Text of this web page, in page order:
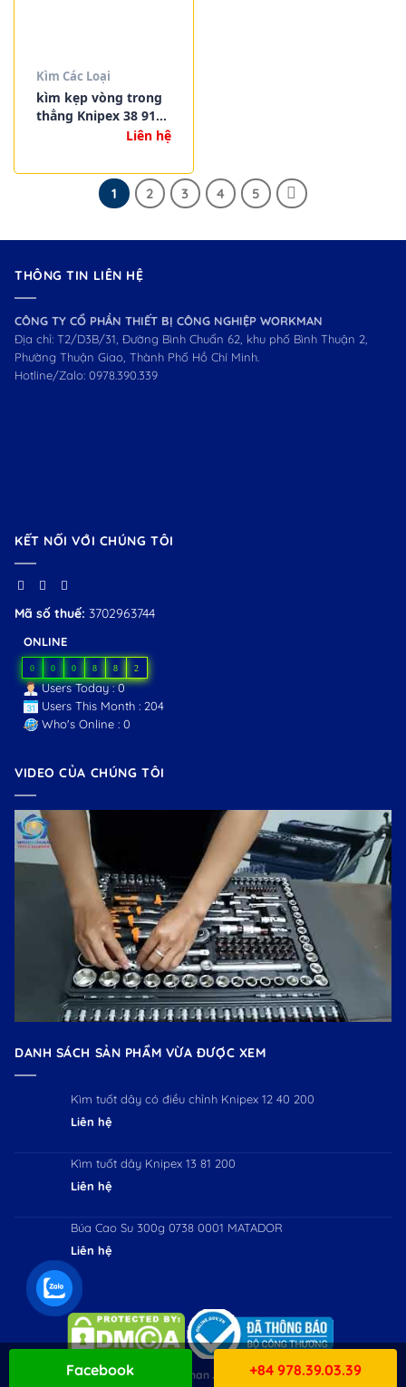
Kìm Các Loại
kìm kẹp vòng trong
thẳng Knipex 38 91
Liên hệ
1 2 3 4 5
THÔNG TIN LIÊN HỆ
CÔNG TY CỔ PHẦN THIẾT BỊ CÔNG NGHIỆP WORKMAN
Địa chỉ: T2/D3B/31, Đường Bình Chuẩn 62, khu phố Bình Thuận 2,
Phường Thuận Giao, Thành Phố Hồ Chí Minh.
Hotline/Zalo: 0978.390.339
KẾT NỐI VỚI CHÚNG TÔI
Mã số thuế: 3702963744
ONLINE
0 0 0 8 8 2
Users Today : 0
Users This Month : 204
Who's Online : 0
VIDEO CỦA CHÚNG TÔI
DANH SÁCH SẢN PHẨM VỪA ĐƯỢC XEM
Kìm tuốt dây có điều chỉnh Knipex 12 40 200
Liên hệ
Kìm tuốt dây Knipex 13 81 200
Liên hệ
Búa Cao Su 300g 0738 0001 MATADOR
Liên hệ
Copyright 2026 © Workman JSC. All Rights Reserved
Facebook +84 978.39.03.39